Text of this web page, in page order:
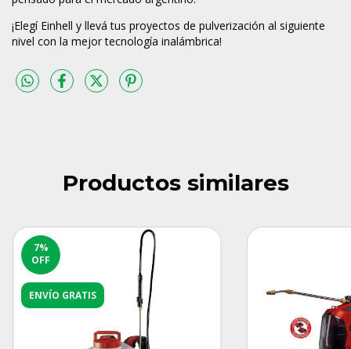
¡Elegí Einhell y llevá tus proyectos de pulverización al siguiente
nivel con la mejor tecnología inalámbrica!
Productos similares
7%
OFF
ENVÍO GRATIS